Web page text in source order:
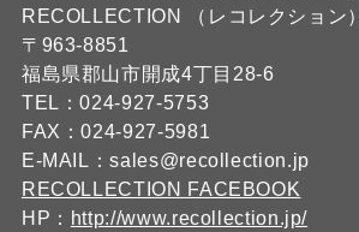
RECOLLECTION （レコレクション）
〒963-8851
福島県郡山市開成4丁目28-6
TEL：024-927-5753
FAX：024-927-5981
E-MAIL：sales@recollection.jp
RECOLLECTION FACEBOOK
HP： http://www.recollection.jp/